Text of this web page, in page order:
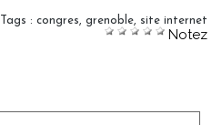
Tags : congres, grenoble, site internet
Notez